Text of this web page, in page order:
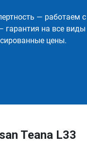
— работаем
на все виды
цены.
Teana L33